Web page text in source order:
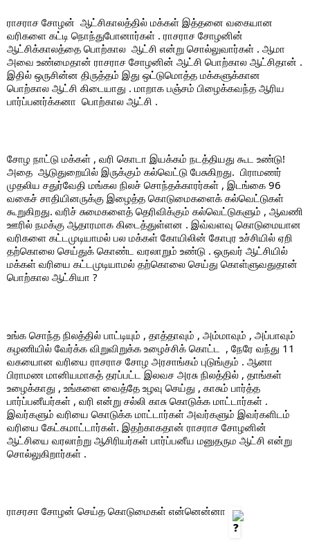
ராசராச சோழன்  ஆட்சிகாலத்தில் மக்கள் இத்தனை வகையான
வரிகளை கட்டி நொந்துபோனார்கள் . ராசராச சோழனின்
ஆட்சிக்காலத்தை பொற்கால  ஆட்சி என்று சொல்லுவார்கள் . ஆமா
அவை உண்மைதான் ராசராச சோழனின் ஆட்சி பொற்கால ஆட்சிதான் .
இதில் ஒருசின்ன திருத்தம் இது ஒட்டுமொத்த மக்களுக்கான
பொற்கால ஆட்சி கிடையாது . மாறாக பஞ்சம் பிழைக்கவந்த ஆரிய
பார்ப்பனர்க்கனா  பொற்கால ஆட்சி .
சோழ நாட்டு மக்கள் , வரி கொடா இயக்கம் நடத்தியது கூட உண்டு!
அதை  ஆடுதுறையில் இருக்கும் கல்வெட்டு பேசுகிறது.  பிராமணர்
முதலிய சதுர்வேதி மங்கல நிலச் சொந்தக்காரர்கள் , இடங்கை 96
வகைச் சாதியினருக்கு இழைத்த கொடுமைகளைக் கல்வெட்டுகள்
கூறுகிறது. வரிச் சுமைகளைத் தெரிவிக்கும் கல்வெட்டுகளும் , ஆவணி
ஊரில் நமக்கு ஆதாரமாக கிடைத்துள்ளன . இவ்வளவு கொடுமையான
வரிகளை கட்டமுடியாமல் பல மக்கள் கோயிலின் கோபுர உச்சியில் ஏறி
தற்கொலை செய்துக் கொண்ட வரலாறும் உண்டு . ஒருவர் ஆட்சியில்
மக்கள் வரியை கட்டமுடியாமல் தற்கொலை செய்து கொள்ளுவதுதான்
பொற்கால ஆட்சியா ?
உங்க சொந்த நிலத்தில் பாட்டியும் , தாத்தாவும் , அம்மாவும் , அப்பாவும்
கழணியில் வேர்க்க விறுவிறுக்க உழைச்சிக் கொட்ட  , நேரே வந்து 11
வகயைான வரியை ராசராச சோழ அரசாங்கம் புடுங்கும் . ஆனா
பிராமண மானியமாகத் தரப்பட்ட இலவச அரசு நிலத்தில் , தாங்கள்
உழைக்காது , உங்களை வைத்தே உழவு செய்து , காசும் பார்த்த
பார்ப்பனீயர்கள் , வரி என்று சல்லி காசு கொடுக்க மாட்டார்கள் .
இவர்களும் வரியை கொடுக்க மாட்டார்கள் அவர்களும் இவர்களிடம்
வரியை கேட்கமாட்டார்கள். இதற்காகதான் ராசராச சோழனின்
ஆட்சியை வரலாற்று ஆசிரியர்கள் பார்ப்பனீய மனுதரும ஆட்சி என்று
சொல்லுகிறார்கள் .
ராசரசா சோழன் செய்த கொடுமைகள் என்னென்னா